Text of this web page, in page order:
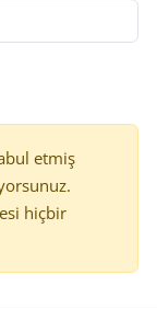
etmiş
hiçbir